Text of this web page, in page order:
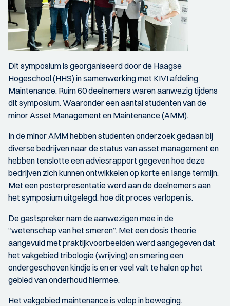
Dit symposium is georganiseerd door de Haagse
Hogeschool (HHS) in samenwerking met KIVI afdeling
Maintenance. Ruim 60 deelnemers waren aanwezig tijdens
dit symposium. Waaronder een aantal studenten van de
minor Asset Management en Maintenance (AMM).
In de minor AMM hebben studenten onderzoek gedaan bij
diverse bedrijven naar de status van asset management en
hebben tenslotte een adviesrapport gegeven hoe deze
bedrijven zich kunnen ontwikkelen op korte en lange termijn.
Met een posterpresentatie werd aan de deelnemers aan
het symposium uitgelegd, hoe dit proces verlopen is.
De gastspreker nam de aanwezigen mee in de
“wetenschap van het smeren”. Met een dosis theorie
aangevuld met praktijkvoorbeelden werd aangegeven dat
het vakgebied tribologie (wrijving) en smering een
ondergeschoven kindje is en er veel valt te halen op het
gebied van onderhoud hiermee.
Het vakgebied maintenance is volop in beweging.